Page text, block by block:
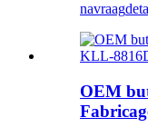
navraag
OEM